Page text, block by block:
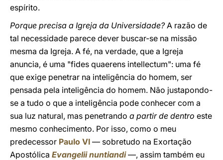
espírito.
Porque precisa a Igreja da Universidade?A razão de
tal necessidade parece dever buscar-se na missão
mesma da Igreja. A fé, na verdade, que a Igreja
anuncia, é uma "fides quaerens intellectum": uma fé
que exige penetrar na inteligência do homem, ser
pensada pela inteligência do homem. Não justapondo-
se a tudo o que a inteligência pode conhecer com a
sua luz natural, mas penetrando a partir de dentro este
mesmo conhecimento. Por isso, como o meu
predecessor Paulo VI — sobretudo na Exortação
Apostólica Evangelii nuntiandi—, assim também eu